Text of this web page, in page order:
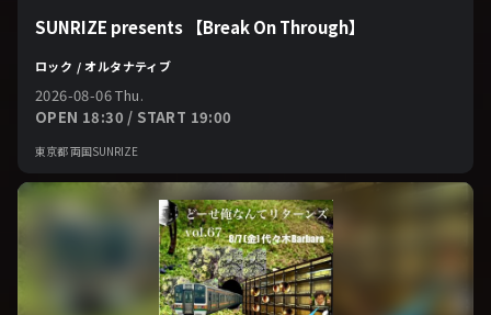
SUNRIZE presents 【Break On Through】
ロック / オルタナティブ
2026-08-06 Thu.
OPEN 18:30 / START 19:00
東京都 両国SUNRIZE